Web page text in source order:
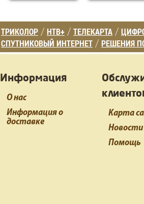
ТРИКОЛОР / НТВ+ / ТЕЛЕКАРТА /
СПУТНИКОВЫЙ ИНТЕРНЕТ / РЕШЕНИЯ
Информация
О нас
Информация о
доставке
Карта
Новости
Помощь